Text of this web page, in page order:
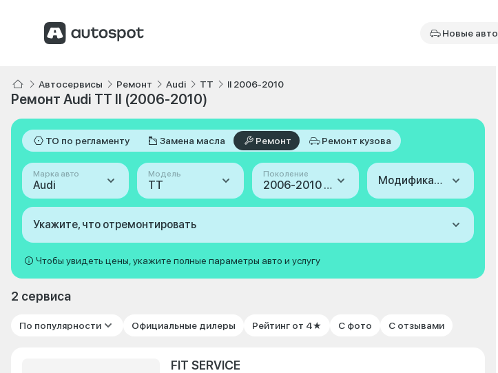
Новые авто
Автосервисы Ремонт Audi TT II 2006-2010
Ремонт Audi TT II (2006-2010)
ТО по регламенту Замена масла Ремонт Ремонт кузова
Марка авто
Audi
Модель
TT
Поколение
2006-2010 (II) Модификация
Укажите, что отремонтировать
Чтобы увидеть цены, укажите полные параметры авто и услугу
2 сервиса
По популярности Официальные дилеры Рейтинг от 4★ С фото С отзывами
FIT SERVICE